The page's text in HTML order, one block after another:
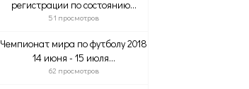
регистрации по состоянию...
51 просмотров
Чемпионат мира по футболу 2018
14 июня - 15 июля...
62 просмотров